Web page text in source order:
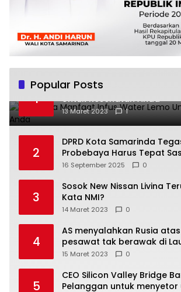
Popular Posts
1
Beberapa Manfaat Infus
Untuk Kesehatan Anda
13 Maret 2023 1
2
DPRD Kota Samarinda
Probebaya Harus Tepat
Hanya Infrastruktur Semata
16 September 2025 0
3
Sosok New Nissan Livina
Kata NMI?
14 Maret 2023 0
4
AS menyalahkan Rusia
pesawat tak berawak di
Moskow menyangkal
15 Maret 2023 0
5
CEO Silicon Valley Bridge
Pelanggan untuk